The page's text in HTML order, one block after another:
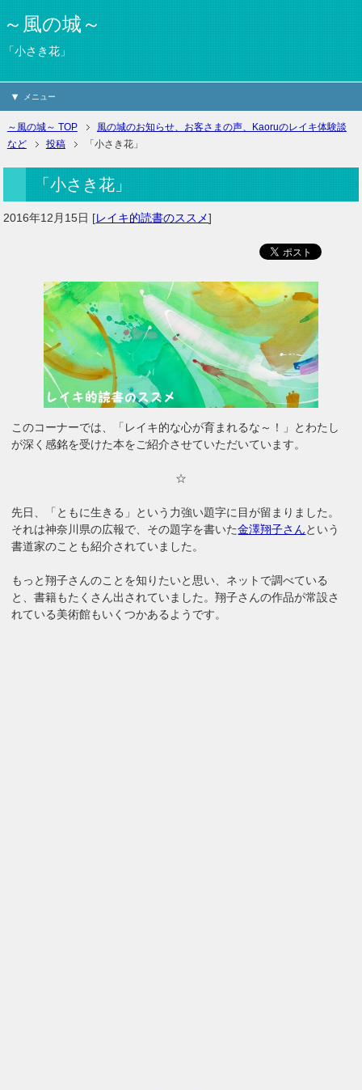
～風の城～
「小さき花」
メニュー
～風の城～ TOP
風の城のお知らせ、お客さまの声、Kaoruのレイキ体験談
など
投稿 「小さき花」
「小さき花」
2016年12月15日 [レイキ的読書のススメ]
このコーナーでは、「レイキ的な心が育まれるな～！」とわたし
が深く感銘を受けた本をご紹介させていただいています。
☆
先日、「ともに生きる」という力強い題字に目が留まりました。
それは神奈川県の広報で、その題字を書いた金澤翔子さんという
書道家のことも紹介されていました。
もっと翔子さんのことを知りたいと思い、ネットで調べている
と、書籍もたくさん出されていました。翔子さんの作品が常設さ
れている美術館もいくつかあるようです。